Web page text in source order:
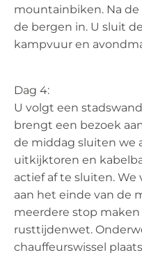
mountainbiken. Na
de bergen in. U sluit
kampvuur en
Dag 4:
U volgt een
brengt een bezoek
de middag sluiten we
uitkijktoren en
actief af te sluiten.
aan het einde van de
meerdere stop maken
rusttijdenwet.
chauffeurswissel